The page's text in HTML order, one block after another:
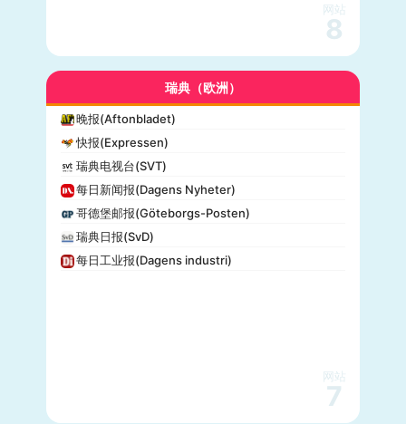
网站
8
瑞典（欧洲）
晚报(Aftonbladet)
快报(Expressen)
瑞典电视台(SVT)
每日新闻报(Dagens Nyheter)
哥德堡邮报(Göteborgs-Posten)
瑞典日报(SvD)
每日工业报(Dagens industri)
网站
7